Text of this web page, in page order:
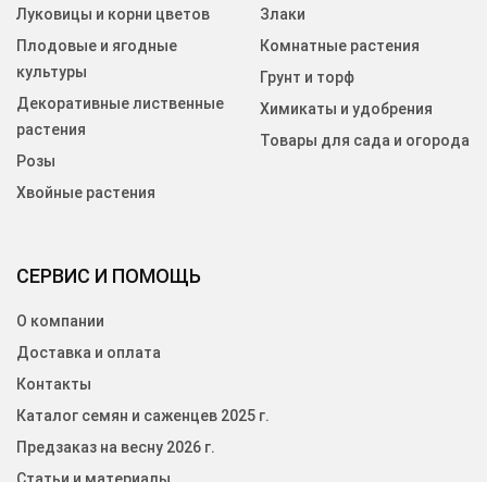
СЕРВИС И ПОМОЩЬ
О компании
Доставка и оплата
Контакты
Каталог семян и саженцев 2025 г.
Предзаказ на весну 2026 г.
Луковицы и корни цветов
Плодовые и ягодные
культуры
Декоративные лиственные
растения
Розы
Хвойные растения
Злаки
Комнатные растения
Грунт и торф
Химикаты и удобрения
Товары для сада и огорода